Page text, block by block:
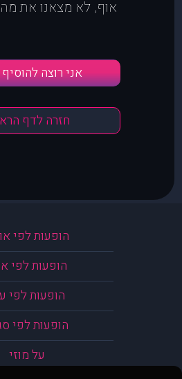
אוף, לא מצאנו את
אני רוצה
חזרה לדף
הופעות לפי
הופעות לפי
הופעות לפי
הופעות לפי
על מוזי